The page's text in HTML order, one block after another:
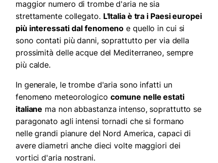
maggior numero di trombe d'aria ne sia
strettamente collegato. L'Italia è tra i Paesi europei
più interessati dal fenomeno e quello in cui si
sono contati più danni, soprattutto per via della
prossimità delle acque del Mediterraneo, sempre
più calde.
In generale, le trombe d'aria sono infatti un
fenomeno meteorologico comune nelle estati
italiane ma non abbastanza intenso, soprattutto se
paragonato agli intensi tornadi che si formano
nelle grandi pianure del Nord America, capaci di
avere diametri anche dieci volte maggiori dei
vortici d'aria nostrani.